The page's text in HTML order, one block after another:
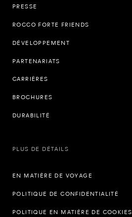
PRESSE
ROCCO FORTE FRIENDS
DÉVELOPPEMENT
PARTENARIATS
CARRIÈRES
BROCHURES
DURABILITÉ
PLUS DE DÉTAILS
EN MATIÈRE DE VOYAGE
POLITIQUE DE CONFIDENTIALITÉ
POLITIQUE EN MATIÈRE DE COOKIES